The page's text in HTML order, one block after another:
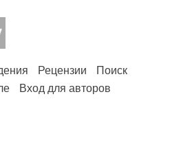
Рецензии
Поиск
Вход для авторов